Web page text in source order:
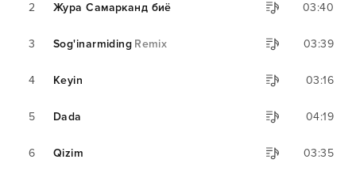
2 Жура Самарканд биё 03:40
3 Sog'inarmiding Remix 03:39
4 Keyin 03:16
5 Dada 04:19
6 Qizim 03:35